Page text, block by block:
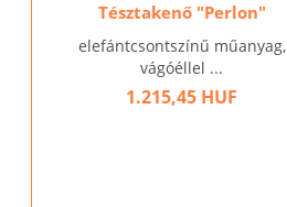
Tésztakenő "Perlon"
elefántcsontszínű műanyag,
vágóéllel ...
1.215,45 HUF